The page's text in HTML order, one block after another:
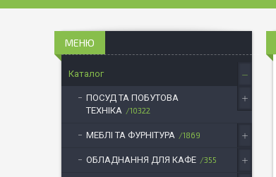
Каталог
ПОСУД ТА ПОБУТОВА
ТЕХНІКА
10322
МЕБЛІ ТА ФУРНІТУРА 1869
ОБЛАДНАННЯ ДЛЯ КАФЕ 355